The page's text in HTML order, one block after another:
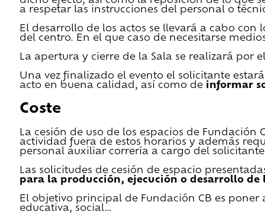
a respetar las instrucciones del personal o
El desarrollo de los actos se llevará a cabo
del centro. En el que caso de necesitarse
La apertura y cierre de la Sala se realizará por
Una vez finalizado el evento el solicitante
acto en buena calidad, así como de informar
Coste
La cesión de uso de los espacios de
actividad fuera de estos horarios y además
personal auxiliar correría a cargo del
Las solicitudes de cesión de espacio
para la producción, ejecución o desarrollo de
El objetivo principal de Fundación CB es
educativa, social…